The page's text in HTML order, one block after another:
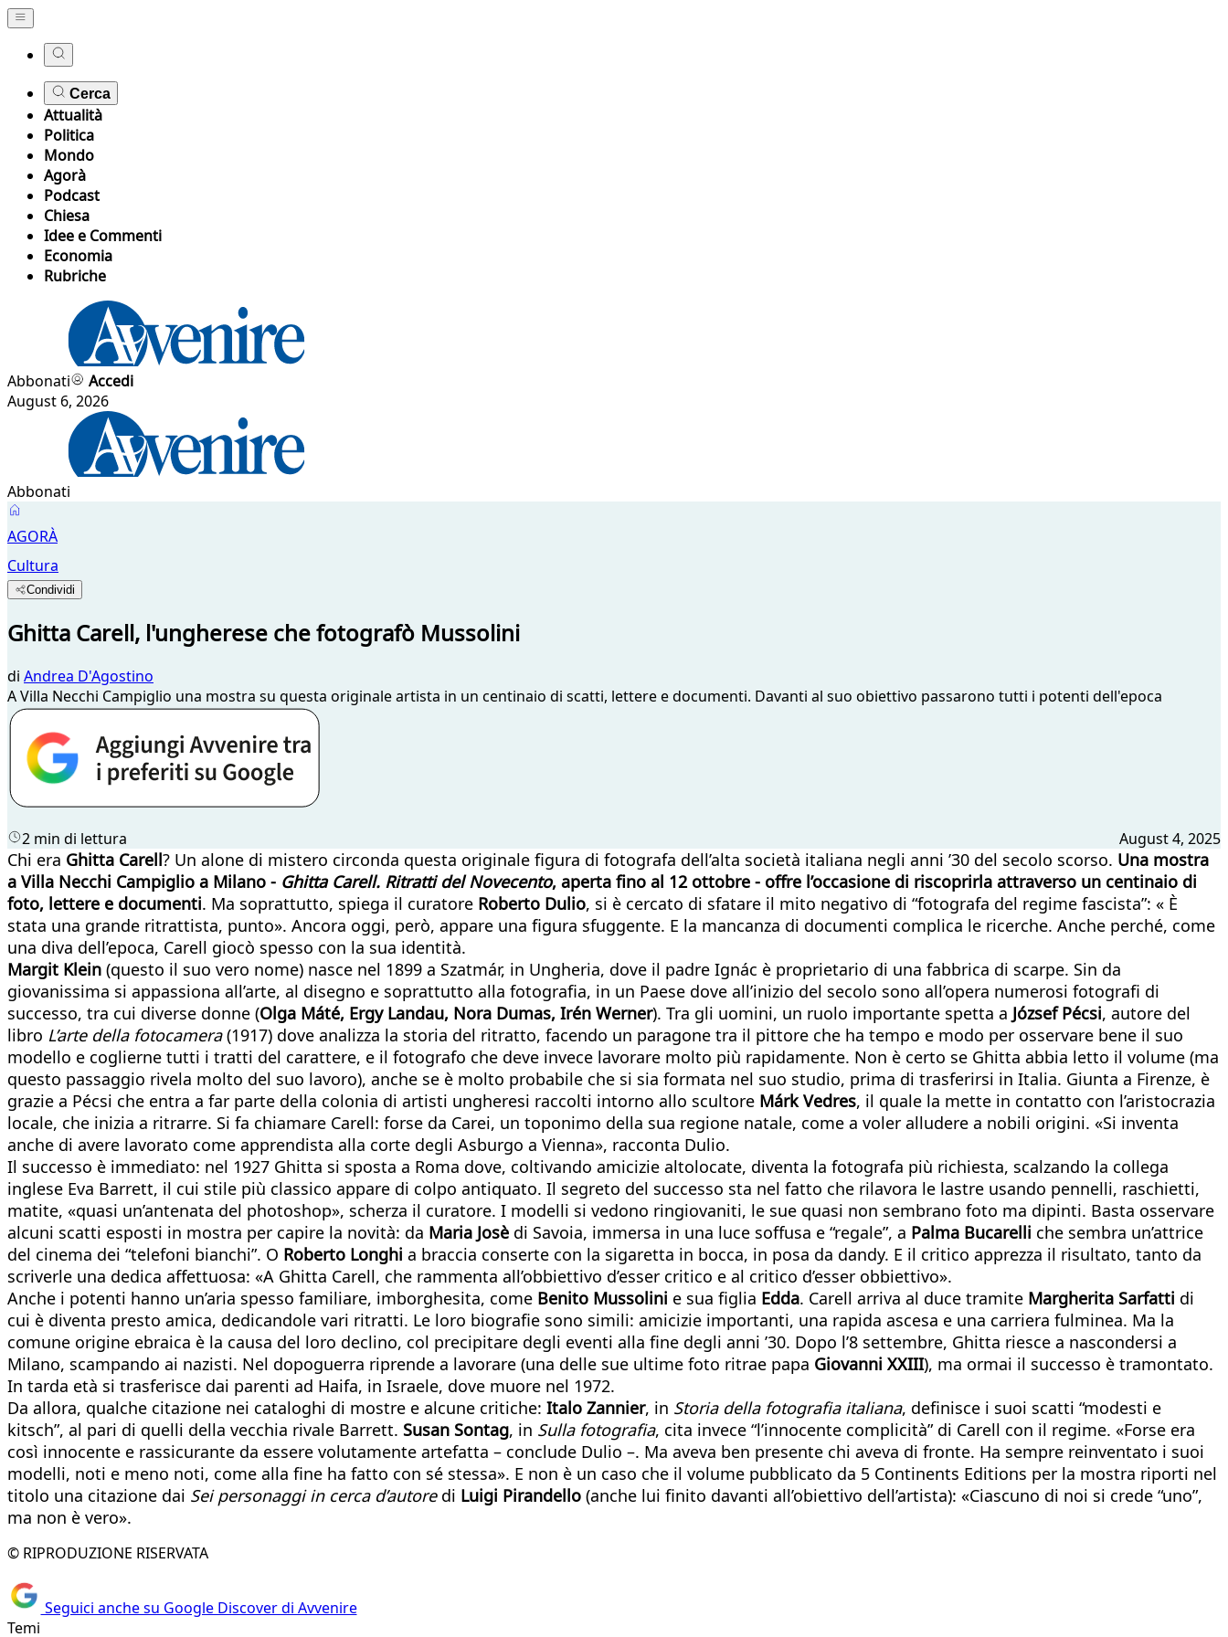
Cerca
Attualità
Politica
Mondo
Agorà
Podcast
Chiesa
Idee e Commenti
Economia
Rubriche
Abbonati
Accedi
August 6, 2026
Abbonati
AGORÀ
Cultura
Condividi
Ghitta Carell, l'ungherese che fotografò Mussolini
di Andrea D'Agostino
A Villa Necchi Campiglio una mostra su questa originale artista in un centinaio di scatti, lettere e documenti. Davanti al suo obiettivo passarono tutti i potenti dell'epoca
2 min di lettura August 4, 2025
Chi era Ghitta Carell? Un alone di mistero circonda questa originale figura di fotografa dell’alta società italiana negli anni ’30 del secolo scorso. Una mostra
a Villa Necchi Campiglio a Milano - Ghitta Carell. Ritratti del Novecento, aperta fino al 12 ottobre - offre l’occasione di riscoprirla attraverso un centinaio di
foto, lettere e documenti. Ma soprattutto, spiega il curatore Roberto Dulio, si è cercato di sfatare il mito negativo di “fotografa del regime fascista”: « È
stata una grande ritrattista, punto». Ancora oggi, però, appare una figura sfuggente. E la mancanza di documenti complica le ricerche. Anche perché, come
una diva dell’epoca, Carell giocò spesso con la sua identità.
Margit Klein (questo il suo vero nome) nasce nel 1899 a Szatmár, in Ungheria, dove il padre Ignác è proprietario di una fabbrica di scarpe. Sin da
giovanissima si appassiona all’arte, al disegno e soprattutto alla fotografia, in un Paese dove all’inizio del secolo sono all’opera numerosi fotografi di
successo, tra cui diverse donne (Olga Máté, Ergy Landau, Nora Dumas, Irén Werner). Tra gli uomini, un ruolo importante spetta a József Pécsi, autore del
libro L’arte della fotocamera(1917) dove analizza la storia del ritratto, facendo un paragone tra il pittore che ha tempo e modo per osservare bene il suo
modello e coglierne tutti i tratti del carattere, e il fotografo che deve invece lavorare molto più rapidamente. Non è certo se Ghitta abbia letto il volume (ma
questo passaggio rivela molto del suo lavoro), anche se è molto probabile che si sia formata nel suo studio, prima di trasferirsi in Italia. Giunta a Firenze, è
grazie a Pécsi che entra a far parte della colonia di artisti ungheresi raccolti intorno allo scultore Márk Vedres, il quale la mette in contatto con l’aristocrazia
locale, che inizia a ritrarre. Si fa chiamare Carell: forse da Carei, un toponimo della sua regione natale, come a voler alludere a nobili origini. «Si inventa
anche di avere lavorato come apprendista alla corte degli Asburgo a Vienna», racconta Dulio.
Il successo è immediato: nel 1927 Ghitta si sposta a Roma dove, coltivando amicizie altolocate, diventa la fotografa più richiesta, scalzando la collega
inglese Eva Barrett, il cui stile più classico appare di colpo antiquato. Il segreto del successo sta nel fatto che rilavora le lastre usando pennelli, raschietti,
matite, «quasi un’antenata del photoshop», scherza il curatore. I modelli si vedono ringiovaniti, le sue quasi non sembrano foto ma dipinti. Basta osservare
alcuni scatti esposti in mostra per capire la novità: da Maria Josè di Savoia, immersa in una luce soffusa e “regale”, a Palma Bucarelli che sembra un’attrice
del cinema dei “telefoni bianchi”. O Roberto Longhi a braccia conserte con la sigaretta in bocca, in posa da dandy. E il critico apprezza il risultato, tanto da
scriverle una dedica affettuosa: «A Ghitta Carell, che rammenta all’obbiettivo d’esser critico e al critico d’esser obbiettivo».
Anche i potenti hanno un’aria spesso familiare, imborghesita, come Benito Mussolini e sua figlia Edda. Carell arriva al duce tramite Margherita Sarfatti di
cui è diventa presto amica, dedicandole vari ritratti. Le loro biografie sono simili: amicizie importanti, una rapida ascesa e una carriera fulminea. Ma la
comune origine ebraica è la causa del loro declino, col precipitare degli eventi alla fine degli anni ’30. Dopo l’8 settembre, Ghitta riesce a nascondersi a
Milano, scampando ai nazisti. Nel dopoguerra riprende a lavorare (una delle sue ultime foto ritrae papa Giovanni XXIII), ma ormai il successo è tramontato.
In tarda età si trasferisce dai parenti ad Haifa, in Israele, dove muore nel 1972.
Da allora, qualche citazione nei cataloghi di mostre e alcune critiche: Italo Zannier, in Storia della fotografia italiana, definisce i suoi scatti “modesti e
kitsch”, al pari di quelli della vecchia rivale Barrett. Susan Sontag, in Sulla fotografia, cita invece “l’innocente complicità” di Carell con il regime. «Forse era
così innocente e rassicurante da essere volutamente artefatta – conclude Dulio –. Ma aveva ben presente chi aveva di fronte. Ha sempre reinventato i suoi
modelli, noti e meno noti, come alla fine ha fatto con sé stessa». E non è un caso che il volume pubblicato da 5 Continents Editions per la mostra riporti nel
titolo una citazione dai Sei personaggi in cerca d’autore di Luigi Pirandello (anche lui finito davanti all’obiettivo dell’artista): «Ciascuno di noi si crede “uno”,
ma non è vero».
© RIPRODUZIONE RISERVATA
Seguici anche su Google Discover di Avvenire
Temi